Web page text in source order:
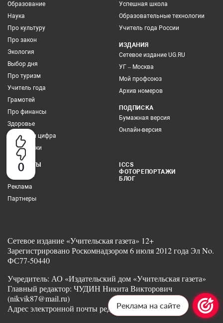
0
Образование
Наука
Про культуру
Про закон
Экология
Выбор дня
Про туризм
Учитель года
Грамотей
Про финансы
Здоровье
Учитель и цифра
Все рубрики
Успешная школа
Образовательные технологии
Учитель года России
ИЗДАНИЯ
Сетевое издание UG.RU
УГ – Москва
Мой профсоюз
Архив номеров
ПОДПИСКА
Бумажная версия
Онлайн-версия
КОНТАКТЫ
Редакция
Реклама
Партнеры
ICCS
ФОТОРЕПОРТАЖИ
БЛОГ
Сетевое издание «Учительская газета» 12+
Зарегистрировано Роскомнадзором 6 июля 2012 года Эл No.
ФС77-50440
Учредитель: АО «Издательский дом «Учительская газета»
Главный редактор: ЧУДИН Никита Викторович
(nikvik87@mail.ru)
Адрес электронной почты редакции: ug@ug.ru
Реклама на сайте